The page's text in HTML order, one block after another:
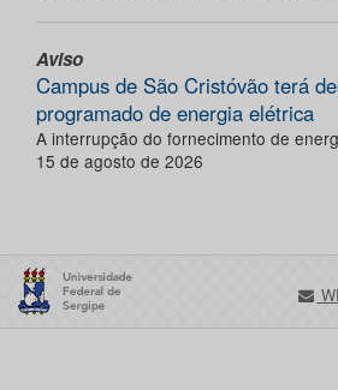
Aviso
Campus de São Cristóvão terá
programado de energia elétrica
A interrupção do fornecimento de
15 de agosto de 2026